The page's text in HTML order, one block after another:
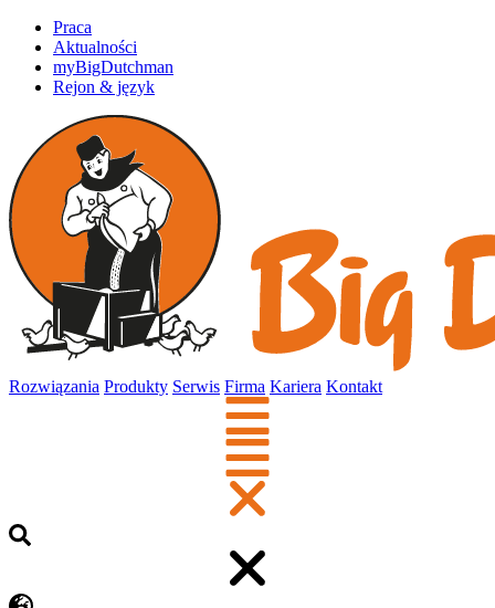
Praca
Aktualności
myBigDutchman
Rejon & język
Rozwiązania Produkty Serwis Firma Kariera Kontakt